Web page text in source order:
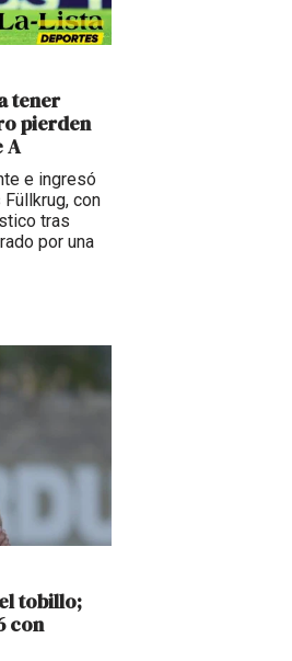
tener
pierden
A
e ingresó
con
tras
por una
tobillo;
con